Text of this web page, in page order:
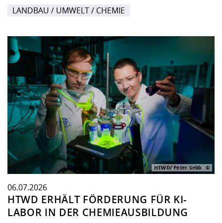
LANDBAU / UMWELT / CHEMIE
HTWD ERHÄLT FÖRDERUNG FÜR KI-
LABOR IN DER CHEMIEAUSBILDUNG
06.07.2026
HTWD/ Peter Sebb